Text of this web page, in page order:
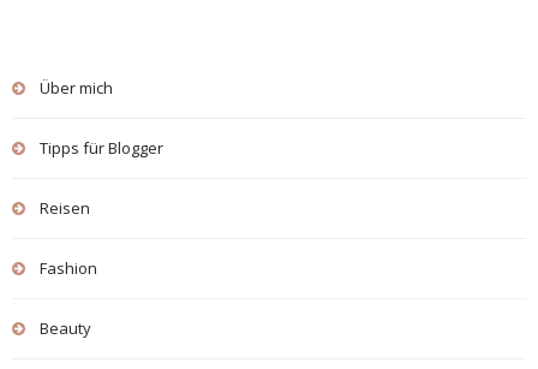
Über mich
Tipps für Blogger
Reisen
Fashion
Beauty